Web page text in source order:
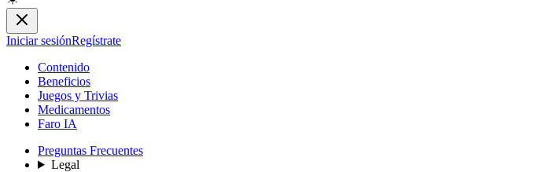
Iniciar sesiónRegístrate
Contenido
Beneficios
Juegos y Trivias
Medicamentos
Faro IA
Preguntas Frecuentes
Legal